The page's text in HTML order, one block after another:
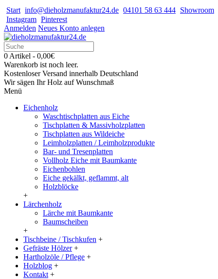
Start info@dieholzmanufaktur24.de 04101 58 63 444 Showroom
Instagram Pinterest
Anmelden Neues Konto anlegen
0 Artikel - 0,00€
Warenkorb ist noch leer.
Kostenloser Versand innerhalb Deutschland
Wir sägen Ihr Holz auf Wunschmaß
Menü
Eichenholz
Waschtischplatten aus Eiche
Tischplatten & Massivholzplatten
Tischplatten aus Wildeiche
Leimholzplatten / Leimholzprodukte
Bar- und Tresenplatten
Vollholz Eiche mit Baumkante
Eichenbohlen
Eiche gekälkt, geflammt, alt
Holzblöcke
+
Lärchenholz
Lärche mit Baumkante
Baumscheiben
+
Tischbeine / Tischkufen +
Gefräste Hölzer +
Hartholzöle / Pflege +
Holzblog +
Kontakt +